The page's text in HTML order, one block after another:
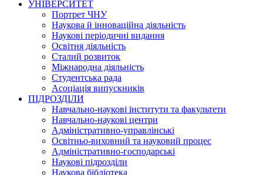
УНІВЕРСИТЕТ
Портрет ЧНУ
Наукова й інноваційна діяльність
Наукові періодичні видання
Освітня діяльність
Сталий розвиток
Міжнародна діяльність
Студентська рада
Асоціація випускників
ПІДРОЗДІЛИ
Навчально-наукові інститути та факультети
Навчально-наукові центри
Адміністративно-управлінські
Освітньо-виховний та науковий процес
Адміністративно-господарські
Наукові підрозділи
Наукова бібліотека